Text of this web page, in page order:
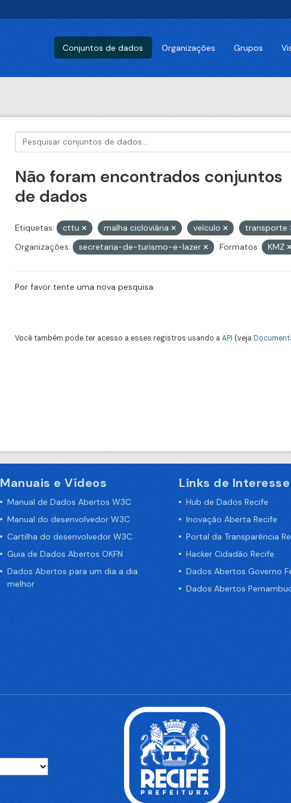
Conjuntos de dados Organizações Grupos
Não foram encontrados conjuntos
de dados
Etiquetas: cttu malha cicloviária veículo transporte
Organizações:
secretaria-de-turismo-e-lazer Formatos: KMZ
Por favor tente uma nova pesquisa.
Você também pode ter acesso a esses registros usando a API (veja
Manuais e Vídeos
Manual de Dados Abertos W3C
Manual do desenvolvedor W3C
Cartilha do desenvolvedor W3C
Guia de Dados Abertos OKFN
Dados Abertos para um dia a dia
melhor
Links de Interesse
Hub de Dados Recife
Inovação Aberta Recife
Portal da Transparência
Hacker Cidadão Recife
Dados Abertos Governo
Dados Abertos